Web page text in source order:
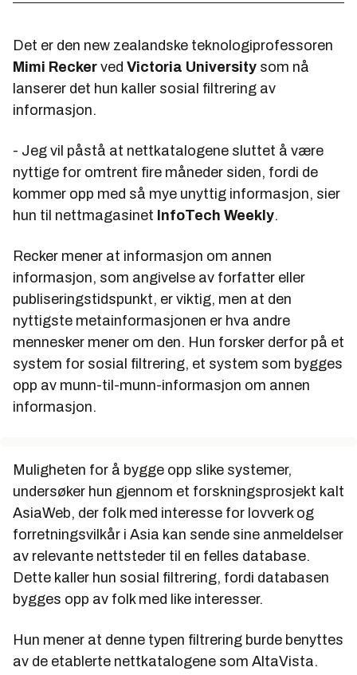
Det er den new zealandske teknologiprofessoren
Mimi Recker ved Victoria University som nå
lanserer det hun kaller sosial filtrering av
informasjon.
- Jeg vil påstå at nettkatalogene sluttet å være
nyttige for omtrent fire måneder siden, fordi de
kommer opp med så mye unyttig informasjon, sier
hun til nettmagasinet InfoTech Weekly.
Recker mener at informasjon om annen
informasjon, som angivelse av forfatter eller
publiseringstidspunkt, er viktig, men at den
nyttigste metainformasjonen er hva andre
mennesker mener om den. Hun forsker derfor på et
system for sosial filtrering, et system som bygges
opp av munn-til-munn-informasjon om annen
informasjon.
Muligheten for å bygge opp slike systemer,
undersøker hun gjennom et forskningsprosjekt kalt
AsiaWeb, der folk med interesse for lovverk og
forretningsvilkår i Asia kan sende sine anmeldelser
av relevante nettsteder til en felles database.
Dette kaller hun sosial filtrering, fordi databasen
bygges opp av folk med like interesser.
Hun mener at denne typen filtrering burde benyttes
av de etablerte nettkatalogene som AltaVista.